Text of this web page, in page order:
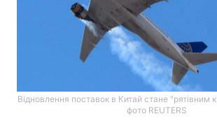
Відновлення поставок в Китай стане "‎рятівним
фото REUTERS